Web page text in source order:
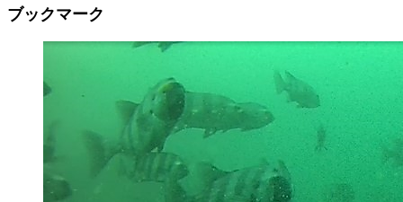
ブックマーク